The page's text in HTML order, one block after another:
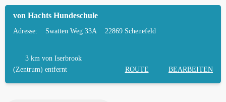
von Hachts Hundeschule
Adresse: Swatten Weg 33A 22869 Schenefeld
3 km von Iserbrook
(Zentrum) entfernt
ROUTE BEARBEITEN